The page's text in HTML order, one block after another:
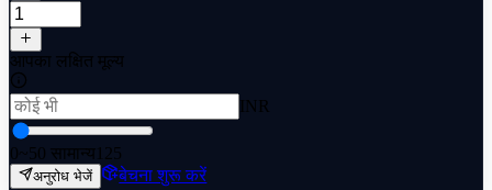
आपका लक्षित मूल्य
INR
0~50 सामान्य 125
अनुरोध भेजें
बेचना शुरू करें